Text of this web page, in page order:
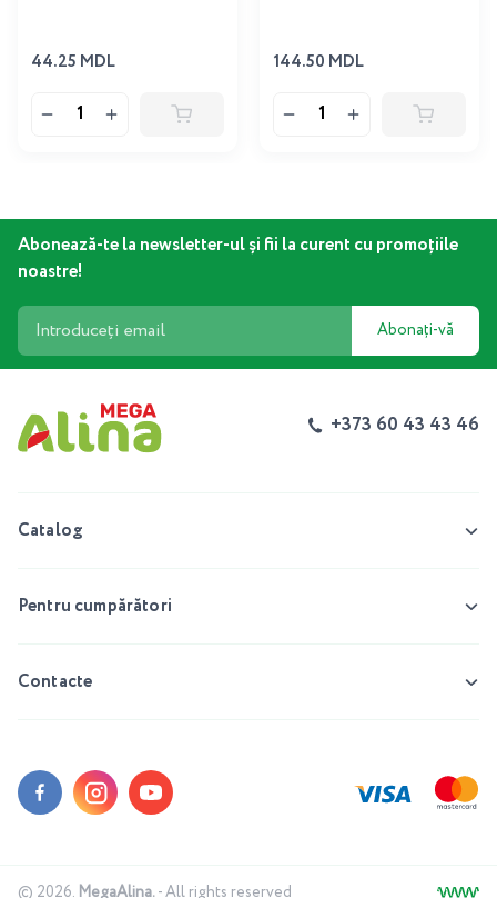
44.25 MDL 144.50 MDL
Abonează-te la newsletter-ul și fii la curent cu promoțiile
noastre!
Abonați-vă
+373 60 43 43 46
Catalog
Pentru cumpărători
Contacte
© 2026. MegaAlina.- All rights reserved